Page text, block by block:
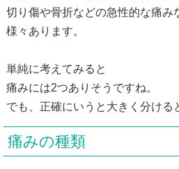
切り傷や骨折などの急性的な痛み
様々あります。
単純に考えてみると
痛みには2つありそうですね。
でも、正確にいうと大きく分ける
痛みの種類